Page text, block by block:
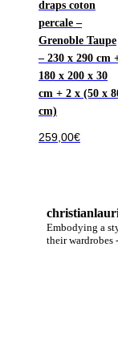
draps coton
percale –
Grenoble Taupe
– 230 x 290 cm
180 x 200 x 30
cm + 2 x (50 x
cm)
259,00€
Embodying a
their wardrobes -